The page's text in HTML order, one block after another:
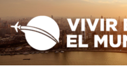
al
contenido